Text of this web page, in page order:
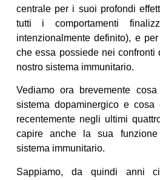
centrale per i suoi profondi
tutti i comportamenti
intenzionalmente definito), e
che essa possiede nei confronti
nostro sistema immunitario.
Vediamo ora brevemente
sistema dopaminergico e
recentemente negli ultimi
capire anche la sua funzione
sistema immunitario.
Sappiamo, da quindi anni